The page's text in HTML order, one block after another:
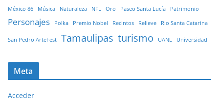
México 86 Música Naturaleza NFL Oro Paseo Santa Lucía Patrimonio
Personajes Polka Premio Nobel Recintos Relieve Rio Santa Catarina
San Pedro ArteFest Tamaulipas turismo UANL Universidad
Meta
Acceder